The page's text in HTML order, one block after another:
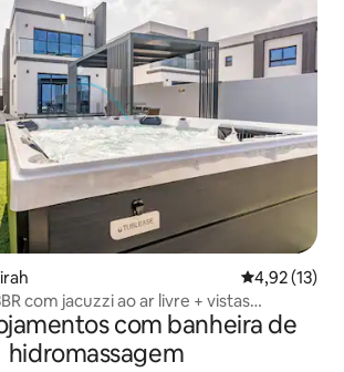
Classificação
4,92 (13)
com jacuzzi ao ar livre + vistas
com banheira de
hidromassagem